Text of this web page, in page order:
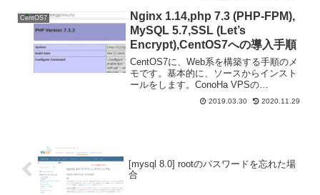
境を作る実験の...
CentOS7
Nginx 1.14,php 7.3 (PHP-FPM),
MySQL 5.7,SSL (Let’s
Encrypt),CentOS7への導入手順
CentOS7に、Web系を構築する手順のメ
モです。基本的に、ソースからインスト
ールをします。ConoHa VPSの
CentOS7.6に入れてみます。ConoHa
VPSは、高速SSDディスクということも
2019.03.30 2020.11.29
[mysql 8.0] rootのパスワードを忘れた場
合